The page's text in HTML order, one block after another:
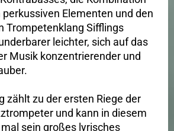
Elementen und den
Trompetenklang Sifflings
leichter, sich auf das
Musik konzentrierender und
zählt zu der ersten Riege der
und kann in diesem
sein großes lyrisches